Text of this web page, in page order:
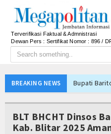
Terverifikasi Faktual & Admnistrasi
Dewan Pers : Sertifikat Nomor : 896 /
BREAKING NEWS
Bupati
Interupsi
BLT BHCHT Dinsos
Kab. Blitar 2025